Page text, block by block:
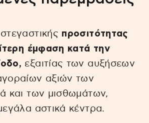
προσιτότητας
έμφαση κατά την
εξαιτίας των αυξήσεων
αξιών των
και των μισθωμάτων,
αστικά κέντρα.